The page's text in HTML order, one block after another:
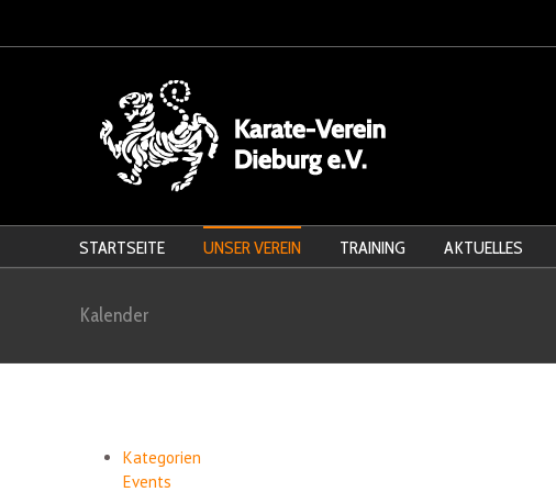
STARTSEITE UNSER VEREIN TRAINING AKTUELLES
Kalender
Kategorien
Events